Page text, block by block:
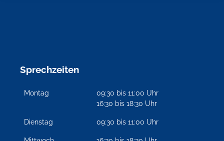
Sprechzeiten
Montag
09:30 bis 11:00 Uhr
16:30 bis 18:30 Uhr
Dienstag 09:30 bis 11:00 Uhr